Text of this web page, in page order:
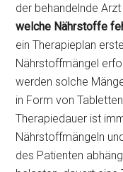
der behandelnde
welche Nährstoffe
ein Therapieplan
Nährstoffmängel
werden solche
in Form von
Therapiedauer ist
Nährstoffmängeln
des Patienten